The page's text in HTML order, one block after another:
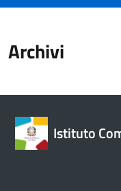
Archivi
Istituto